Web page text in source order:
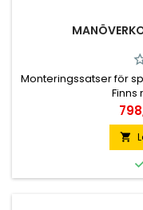
Monteringssatser för
Finns
Pris
